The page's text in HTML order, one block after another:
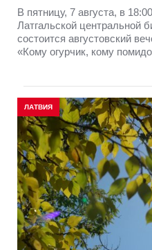
В пятницу, 7 августа, в
Латгальской центральной
состоится августовский
«Кому огурчик, кому
ЛАТВИЯ